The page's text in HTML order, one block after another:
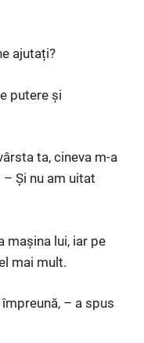
ajutați?
putere și
ta, cineva m-a
Și nu am uitat
mașina lui, iar pe
mai mult.
– a spus